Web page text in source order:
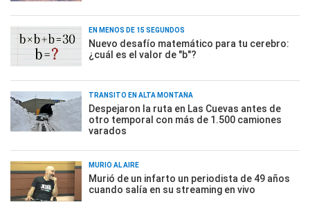
EN MENOS DE 15 SEGUNDOS
Nuevo desafío matemático para tu cerebro:
¿cuál es el valor de "b"?
TRÁNSITO EN ALTA MONTAÑA
Despejaron la ruta en Las Cuevas antes de
otro temporal con más de 1.500 camiones
varados
MURIÓ AL AIRE
Murió de un infarto un periodista de 49 años
cuando salía en su streaming en vivo